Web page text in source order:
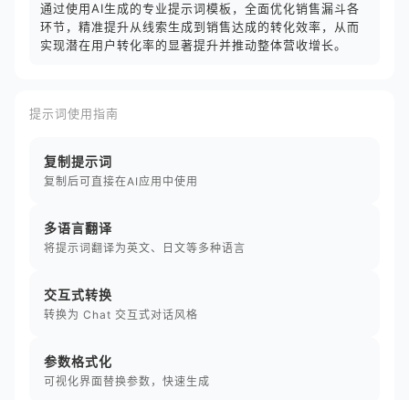
通过使用AI生成的专业提示词模板，全面优化销售漏斗各
环节，精准提升从线索生成到销售达成的转化效率，从而
实现潜在用户转化率的显著提升并推动整体营收增长。
提示词使用指南
复制提示词
复制后可直接在AI应用中使用
多语言翻译
将提示词翻译为英文、日文等多种语言
交互式转换
转换为 Chat 交互式对话风格
参数格式化
可视化界面替换参数，快速生成